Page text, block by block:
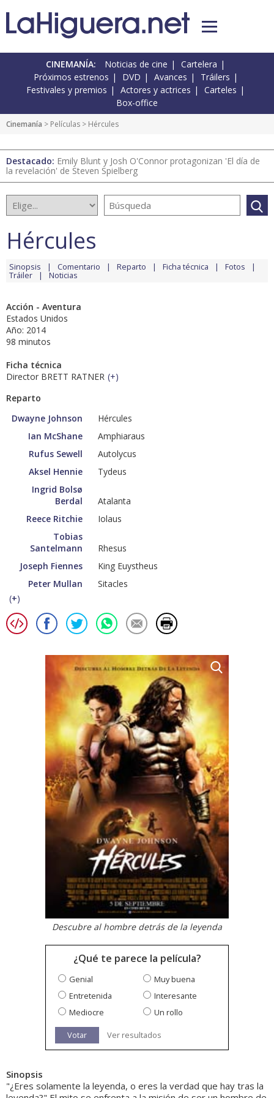
CINEMANÍA: Noticias de cine
Cartelera
Próximos estrenos
DVD Avances
Tráilers
Festivales y premios
Actores y actrices
Carteles
Box-office
Cinemanía > Películas > Hércules
Destacado: Emily Blunt y Josh O'Connor protagonizan 'El día de
la revelación' de Steven Spielberg
Hércules
Sinopsis Comentario Reparto Ficha técnica Fotos
Tráiler Noticias
Acción - Aventura
Estados Unidos
Año: 2014
98 minutos
Ficha técnica
Director BRETT RATNER (+)
Reparto
Dwayne Johnson
Hércules
Ian McShane
Amphiaraus
Rufus Sewell
Autolycus
Aksel Hennie
Tydeus
Ingrid Bolsø
Berdal
Atalanta
Reece Ritchie
Iolaus
Tobias
Santelmann
Rhesus
Joseph Fiennes
King Euystheus
Peter Mullan
Sitacles
(+)
Descubre al hombre detrás de la leyenda
¿Qué te parece la película?
Genial
Muy buena
Entretenida
Interesante
Mediocre
Un rollo
Votar Ver resultados
Sinopsis
"¿Eres solamente la leyenda, o eres la verdad que hay tras la